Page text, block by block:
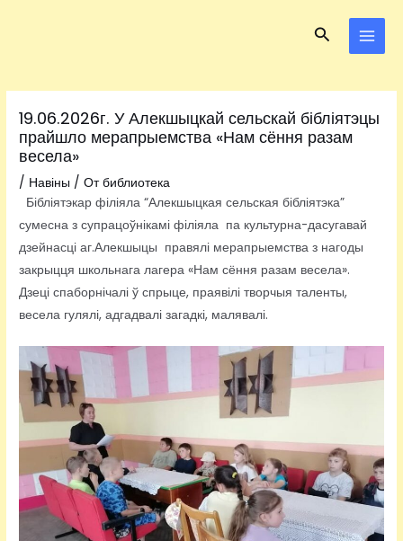
Поиск
19.06.2026г. У Алекшыцкай сельскай бібліятэцы
прайшло мерапрыемства «Нам сёння разам
весела»
/ Навіны / Отбиблиотека
Бібліятэкар філіяла “Алекшыцкая сельская бібліятэка”
сумесна з супрацоўнікамі філіяла па культурна-дасугавай
дзейнасці аг.Алекшыцы правялі мерапрыемства з нагоды
закрыцця школьнага лагера «Нам сёння разам весела».
Дзеці спаборнічалі ў спрыце, праявілі творчыя таленты,
весела гулялі, адгадвалі загадкі, малявалі.